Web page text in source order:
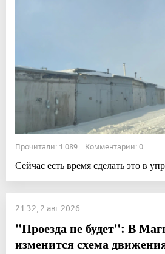
Прочитали: 1 089 Комментарии: 0
Сейчас есть время сделать это в
21:32, 2 авг 2026
"Проезда не будет": В
изменится схема